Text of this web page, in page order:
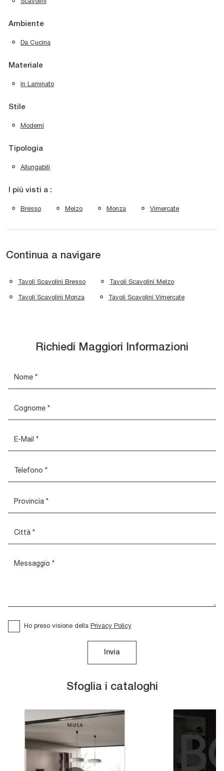
Ambiente
Da Cucina
Materiale
In Laminato
Stile
Moderni
Tipologia
Allungabili
I più visti a :
Bresso Melzo Monza Vimercate
Continua a navigare
Tavoli Scavolini Bresso Tavoli Scavolini Melzo
Tavoli Scavolini Monza Tavoli Scavolini Vimercate
Sfoglia i cataloghi
Richiedi Maggiori Informazioni
Ho preso visione della Privacy Policy
Invia